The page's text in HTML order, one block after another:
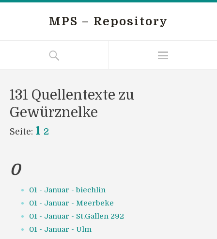
MPS – Repository
131 Quellentexte zu
Gewürznelke
Seite: 1 2
0
01 - Januar - biechlin
01 - Januar - Meerbeke
01 - Januar - St.Gallen 292
01 - Januar - Ulm